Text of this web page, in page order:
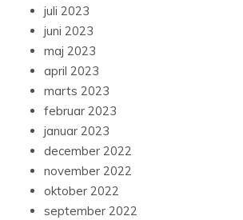
juli 2023
juni 2023
maj 2023
april 2023
marts 2023
februar 2023
januar 2023
december 2022
november 2022
oktober 2022
september 2022